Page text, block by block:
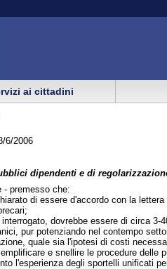
ai cittadini
6/2006
dipendenti e di
- premesso che:
di essere d'accordo con la
dovrebbe essere di circa 3-
pur potenziando nel contempo
quale sia l'ipotesi di costi
e snellire le procedure delle
l'esperienza degli sportelli unificati